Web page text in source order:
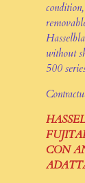
without
500
CON